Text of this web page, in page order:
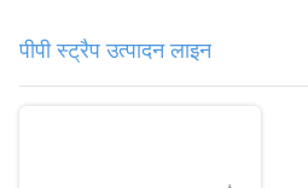
पीपी स्ट्रैप उत्पादन लाइन